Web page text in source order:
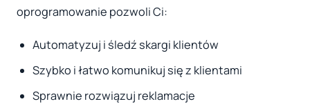
oprogramowanie pozwoli Ci:
Automatyzuj i śledź skargi klientów
Szybko i łatwo komunikuj się z klientami
Sprawnie rozwiązuj reklamacje